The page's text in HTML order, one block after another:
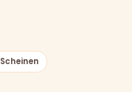
Scheinen